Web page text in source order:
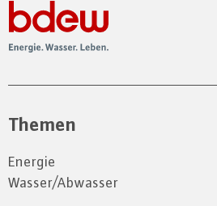
Themen
Energie
Wasser/Abwasser